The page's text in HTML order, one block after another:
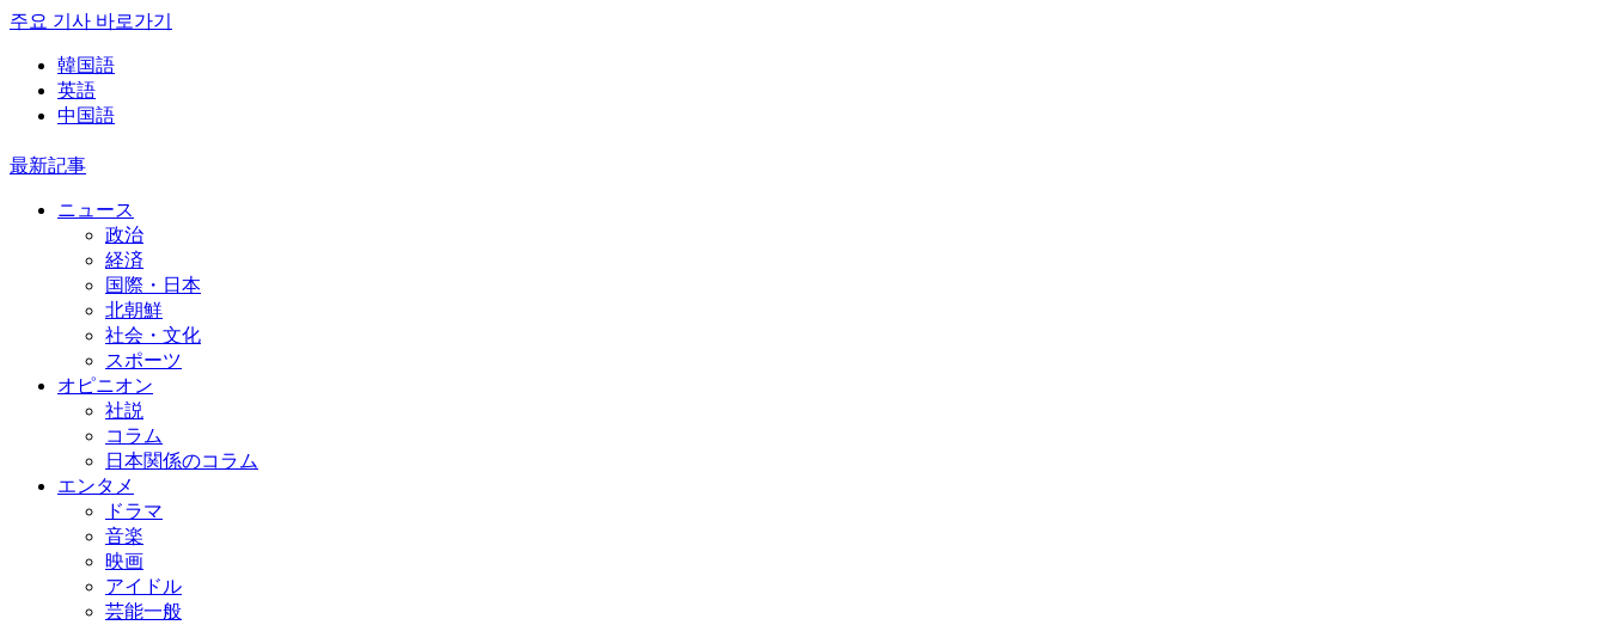
주요 기사 바로가기
韓国語
英語
中国語
最新記事
ニュース
政治
経済
国際・日本
北朝鮮
社会・文化
スポーツ
オピニオン
社説
コラム
日本関係のコラム
エンタメ
ドラマ
音楽
映画
アイドル
芸能一般